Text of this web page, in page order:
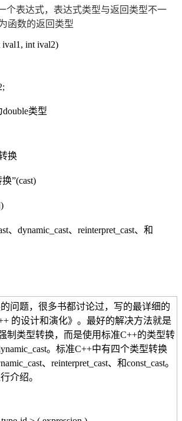
个表达式，表达式类型与返回类型不一
函数的返回类型
ival1, int ival2)
类型
换
”(cast)
、dynamic_cast、reinterpret_cast、和
问题，很多书都讨论过，写的最详细的
的设计和演化》。最好的解决方法就是
制类型转换，而是使用标准C++的类型转
。标准C++中有四个类型转换
、reinterpret_cast、和const_cast。
介绍。